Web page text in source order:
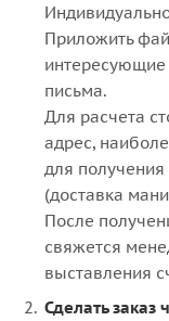
Приложить
интересующие
письма.
Для расчета
адрес,
для получения
(доставка
После
свяжется
выставления
Сделать заказ